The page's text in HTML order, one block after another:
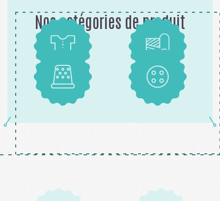
Nos catégories de produit
Patrons Tissus
Mercerie Boutons